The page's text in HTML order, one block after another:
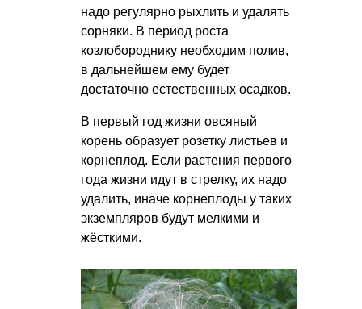
надо регулярно рыхлить и удалять
сорняки. В период роста
козлобороднику необходим полив,
в дальнейшем ему будет
достаточно естественных осадков.
В первый год жизни овсяный
корень образует розетку листьев и
корнеплод. Если растения первого
года жизни идут в стрелку, их надо
удалить, иначе корнеплоды у таких
экземпляров будут мелкими и
жёсткими.